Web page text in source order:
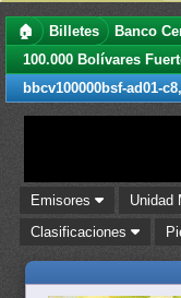
🏠 Billetes Banco
100.000 Bolívares
bbcv100000bsf-ad01-
Emisores Unidad
Clasificaciones